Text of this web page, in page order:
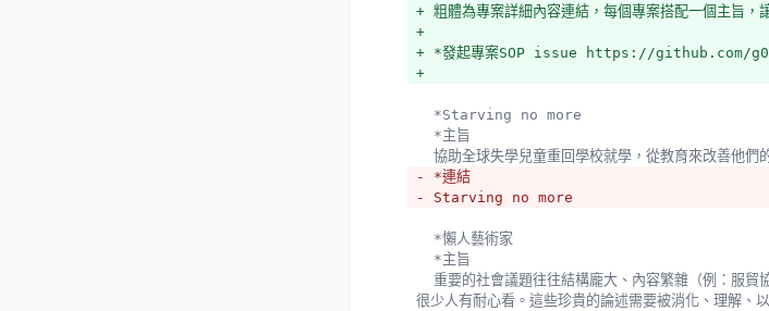
+ 粗體為專案詳細內容連結，每個專案搭配一個主旨，
+
+ *發起專案SOP issue https://github.com/
+
  *Starving no more
  *主旨
協助全球失學兒童重回學校就學，從教育來改善他們
- *連結
- Starving no more
  *懶人藝術家
  *主旨
很少人有耐心看。這些珍貴的論述需要被消化、理解、